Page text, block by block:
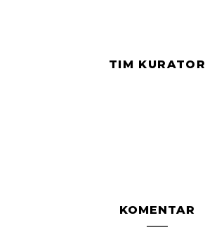
TIM KURATOR
KOMENTAR